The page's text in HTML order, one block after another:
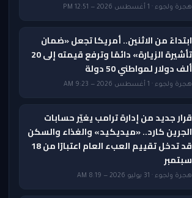
هجرة ولجوء · 1 أغسطس 2026 — 12:51 PM
ابتداءً من الاثنين.. أمريكا تجعل «ضمان
تأشيرة الزيارة» دائمًا وترفع قيمته إلى 20
ألف دولار لمواطني 50 دولة
هجرة ولجوء · 1 أغسطس 2026 — 9:23 AM
قرار جديد من إدارة ترامب يغيّر حسابات
الجرين كارد.. «ميديكيد» والغذاء والسكن
قد تدخل تقييم العبء العام اعتبارًا من 18
سبتمبر
هجرة ولجوء · 31 يوليو 2026 — 8:19 AM